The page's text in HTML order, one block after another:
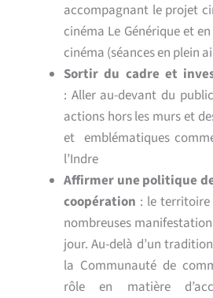
accompagnant le projet
cinéma Le Générique et
cinéma (séances en plein
Sortir du cadre et
: Aller au-devant du
actions hors les murs et
et emblématiques
l’Indre
Affirmer une politique
coopération : le
nombreuses
jour. Au-delà d’un
la Communauté de
rôle en matière